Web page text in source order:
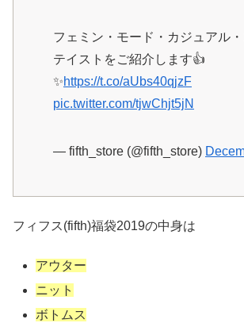
フェミン・モード・カジュアル
テイストをご紹介します👍
✨https://t.co/aUbs40qjzF
pic.twitter.com/tjwChjt5jN
— fifth_store (@fifth_store)
フィフス(fifth)福袋2019の中身は
アウター
ニット
ボトムス